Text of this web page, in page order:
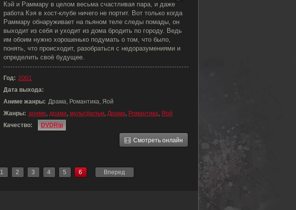
Кэй и Раммару в целом весьма счастливая пара, и даже
работа Кэя в хост-клубе ничего не портит. Вот только когда
Раммару обнаруживает на пьяном теле следы помады, он
выходит из себя и уходит из дома бродить по городу. Ведь
им обоим нужно хорошенько подумать о том, что было,
понять, что происходит, разобраться с недоразумениями и
определить своё будущее.
Год: 2001
Дата выхода:
Аниме жанры: Драма, Романтика, Яой
Жанры: аниме, драма, мультфильм, Драма, Романтика, Яой
Качество:
DVDRip
Смотреть онлайн
1 2 3 4 5 6 Вперед